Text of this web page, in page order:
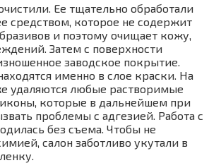
Ее тщательно обработали
средством, которое не содержит
и поэтому очищает кожу,
Затем с поверхности
заводское покрытие.
именно в слое краски. На
удаляются любые растворимые
которые в дальнейшем при
проблемы с адгезией. Работа с
без съема. Чтобы не
салон заботливо укутали в